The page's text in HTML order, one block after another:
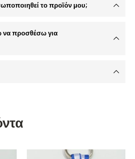
το προϊόν μου;
να προσθέσω για